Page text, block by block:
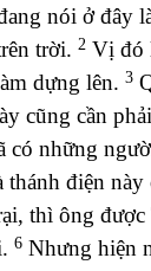
nói ở đây
trời. 2Vị đó
dựng lên. 3
cũng cần
những
điện
thì ông
6Nhưng hiện